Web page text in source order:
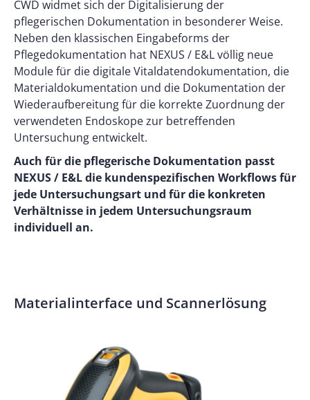
CWD widmet sich der Digitalisierung der
pflegerischen Dokumentation in besonderer Weise.
Neben den klassischen Eingabeforms der
Pflegedokumentation hat NEXUS / E&L völlig neue
Module für die digitale Vitaldatendokumentation, die
Materialdokumentation und die Dokumentation der
Wiederaufbereitung für die korrekte Zuordnung der
verwendeten Endoskope zur betreffenden
Untersuchung entwickelt.
Auch für die pflegerische Dokumentation passt
NEXUS / E&L die kundenspezifischen Workflows für
jede Untersuchungsart und für die konkreten
Verhältnisse in jedem Untersuchungsraum
individuell an.
Materialinterface und Scannerlösung